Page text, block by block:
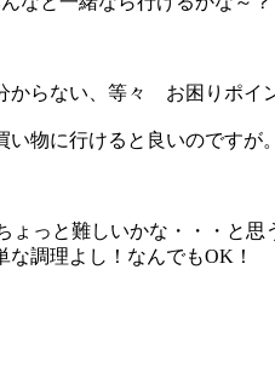
からない、等々 お困りポイ
物に行けると良いのですが。
ょっと難しいかな・・・と思
調理よし！なんでもOK！